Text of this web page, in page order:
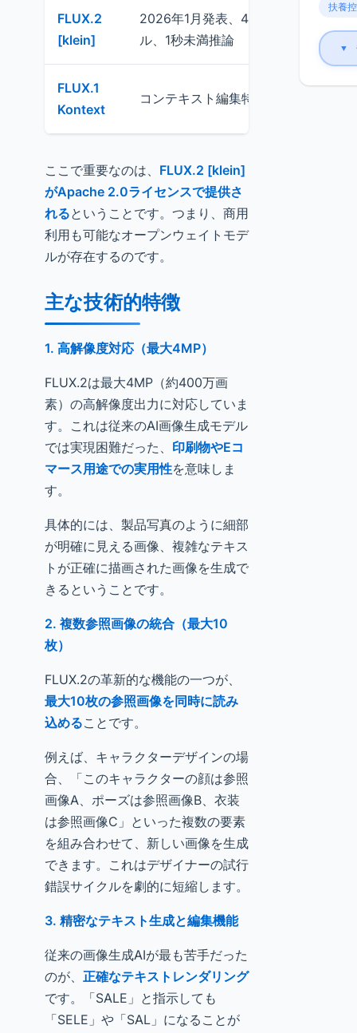
FLUX.2
[klein]
2026年1月発表、4Bモデ
ル、1秒未満推論
理、
FLUX.1
Kontext
コンテキスト編集特化
既存
ここで重要なのは、 FLUX.2 [klein]
がApache 2.0ライセンスで提供さ
れるということです。つまり、商用
利用も可能なオープンウェイトモデ
ルが存在するのです。
主な技術的特徴
1. 高解像度対応（最大4MP）
FLUX.2は最大4MP（約400万画
素）の高解像度出力に対応していま
す。これは従来のAI画像生成モデル
では実現困難だった、 印刷物やEコ
マース用途での実用性を意味しま
す。
具体的には、製品写真のように細部
が明確に見える画像、複雑なテキス
トが正確に描画された画像を生成で
きるということです。
2. 複数参照画像の統合（最大10
枚）
FLUX.2の革新的な機能の一つが、
最大10枚の参照画像を同時に読み
込めることです。
例えば、キャラクターデザインの場
合、「このキャラクターの顔は参照
画像A、ポーズは参照画像B、衣装
は参照画像C」といった複数の要素
を組み合わせて、新しい画像を生成
できます。これはデザイナーの試行
錯誤サイクルを劇的に短縮します。
3. 精密なテキスト生成と編集機能
従来の画像生成AIが最も苦手だった
のが、 正確なテキストレンダリング
です。「SALE」と指示しても
「SELE」や「SAL」になることが
扶養
▼